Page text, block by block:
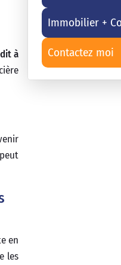
Immobilier +
Contactez moi
à
en
les